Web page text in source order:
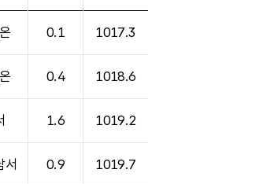
0.1 1017.3
0.4 1018.6
1.6 1019.2
서 0.9 1019.7